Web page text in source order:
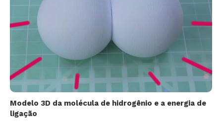
Modelo 3D da molécula de hidrogênio e a energia de
ligação